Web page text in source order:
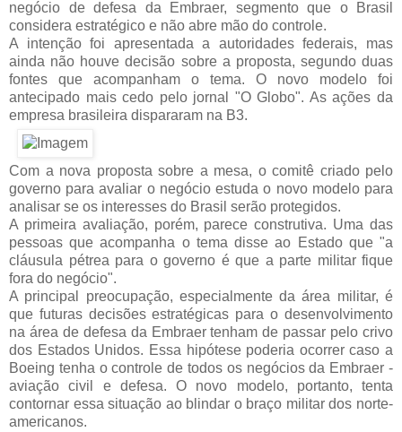
negócio de defesa da Embraer, segmento que o Brasil
considera estratégico e não abre mão do controle.
A intenção foi apresentada a autoridades federais, mas
ainda não houve decisão sobre a proposta, segundo duas
fontes que acompanham o tema. O novo modelo foi
antecipado mais cedo pelo jornal "O Globo". As ações da
empresa brasileira dispararam na B3.
Com a nova proposta sobre a mesa, o comitê criado pelo
governo para avaliar o negócio estuda o novo modelo para
analisar se os interesses do Brasil serão protegidos.
A primeira avaliação, porém, parece construtiva. Uma das
pessoas que acompanha o tema disse ao Estado que "a
cláusula pétrea para o governo é que a parte militar fique
fora do negócio".
A principal preocupação, especialmente da área militar, é
que futuras decisões estratégicas para o desenvolvimento
na área de defesa da Embraer tenham de passar pelo crivo
dos Estados Unidos. Essa hipótese poderia ocorrer caso a
Boeing tenha o controle de todos os negócios da Embraer -
aviação civil e defesa. O novo modelo, portanto, tenta
contornar essa situação ao blindar o braço militar dos norte-
americanos.